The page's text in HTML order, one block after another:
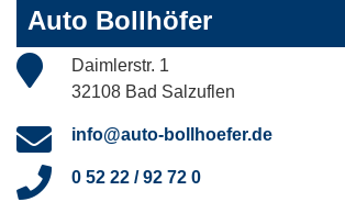
Auto Bollhöfer
Daimlerstr. 1
32108 Bad Salzuflen
info@auto-bollhoefer.de
0 52 22 / 92 72 0